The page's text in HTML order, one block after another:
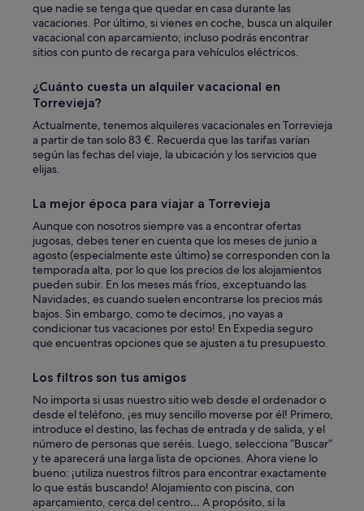
que nadie se tenga que quedar en casa durante las
vacaciones. Por último, si vienes en coche, busca un alquiler
vacacional con aparcamiento; incluso podrás encontrar
sitios con punto de recarga para vehículos eléctricos.
¿Cuánto cuesta un alquiler vacacional en
Torrevieja?
Actualmente, tenemos alquileres vacacionales en Torrevieja
a partir de tan solo 83 €. Recuerda que las tarifas varían
según las fechas del viaje, la ubicación y los servicios que
elijas.
La mejor época para viajar a Torrevieja
Aunque con nosotros siempre vas a encontrar ofertas
jugosas, debes tener en cuenta que los meses de junio a
agosto (especialmente este último) se corresponden con la
temporada alta, por lo que los precios de los alojamientos
pueden subir. En los meses más fríos, exceptuando las
Navidades, es cuando suelen encontrarse los precios más
bajos. Sin embargo, como te decimos, ¡no vayas a
condicionar tus vacaciones por esto! En Expedia seguro
que encuentras opciones que se ajusten a tu presupuesto.
Los filtros son tus amigos
No importa si usas nuestro sitio web desde el ordenador o
desde el teléfono, ¡es muy sencillo moverse por él! Primero,
introduce el destino, las fechas de entrada y de salida, y el
número de personas que seréis. Luego, selecciona “Buscar”
y te aparecerá una larga lista de opciones. Ahora viene lo
bueno: ¡utiliza nuestros filtros para encontrar exactamente
lo que estás buscando! Alojamiento con piscina, con
aparcamiento, cerca del centro… A propósito, si la